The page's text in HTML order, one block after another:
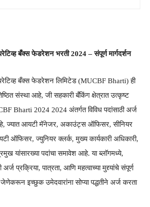
बँक्स फेडरेशन भरती 2024 – संपूर्ण मार्गदर्शन
बँक्स फेडरेशन लिमिटेड (MUCBF Bharti) ही
संस्था आहे, जी सहकारी बँकिंग क्षेत्रात उत्कृष्ट
Bharti 2024 2024 अंतर्गत विविध पदांसाठी अर्ज
ज्यात आयटी मॅनेजर, अकाउंट्स ऑफिसर, सीनियर
ज्युनियर क्लर्क, मुख्य कार्यकारी अधिकारी,
यांसारख्या पदांचा समावेश आहे. या ब्लॉगमध्ये,
प्रक्रिया, पात्रता, आणि महत्वाच्या मुद्द्यांचे संपूर्ण
जेणेकरून इच्छुक उमेदवारांना सोप्या पद्धतीने अर्ज करता